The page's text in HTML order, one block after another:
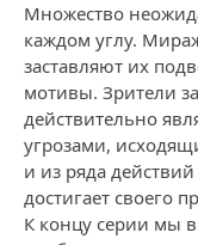
Множество
каждом углу.
заставляют их
мотивы. Зрители
действительно
угрозами,
и из ряда
достигает своего
К концу серии мы